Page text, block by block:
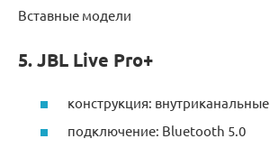
Вставные модели
5. JBL Live Pro+
конструкция: внутриканальные
подключение: Bluetooth 5.0